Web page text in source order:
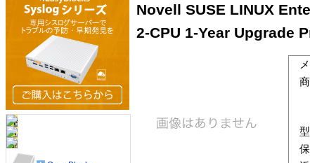
Novell SUSE LINUX
2-CPU 1-Year Upgrade